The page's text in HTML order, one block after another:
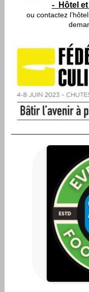
- Hôtel et
ou contactez